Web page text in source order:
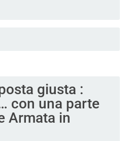
giusta :
con una parte
Armata in